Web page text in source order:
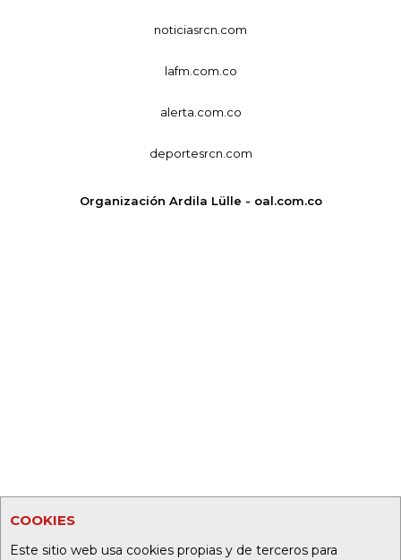
COOKIES
Este sitio web usa cookies propias y de terceros para
noticiasrcn.com
lafm.com.co
alerta.com.co
deportesrcn.com
Organización Ardila Lülle - oal.com.co